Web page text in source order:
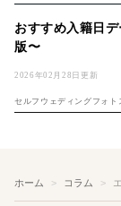
ルフ前撮りのコツは「セ
ルフ撮影は自分たちで思
不安な...
2026年02月28日更新
おすすめ入籍日
版〜
セルフウェディングフォ
すべき夫婦1日目、何をし
ホーム コラム